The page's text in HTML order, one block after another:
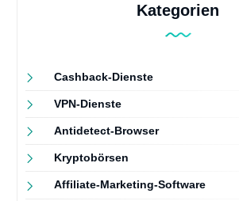
Kategorien
Cashback-Dienste
VPN-Dienste
Antidetect-Browser
Kryptobörsen
Affiliate-Marketing-Software